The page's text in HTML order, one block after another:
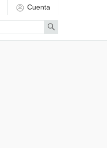
Cuenta
Search